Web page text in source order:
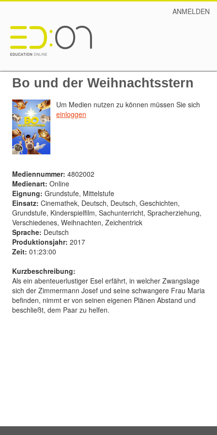
ANMELDEN
Bo und der Weihnachtsstern
Um Medien nutzen zu können müssen Sie sich
einloggen
Mediennummer: 4802002
Medienart: Online
Eignung: Grundstufe, Mittelstufe
Einsatz: Cinemathek, Deutsch, Deutsch, Geschichten,
Grundstufe, Kinderspielfilm, Sachunterricht, Spracherziehung,
Verschiedenes, Weihnachten, Zeichentrick
Sprache: Deutsch
Produktionsjahr: 2017
Zeit: 01:23:00
Kurzbeschreibung:
Als ein abenteuerlustiger Esel erfährt, in welcher Zwangslage
sich der Zimmermann Josef und seine schwangere Frau Maria
befinden, nimmt er von seinen eigenen Plänen Abstand und
beschließt, dem Paar zu helfen.